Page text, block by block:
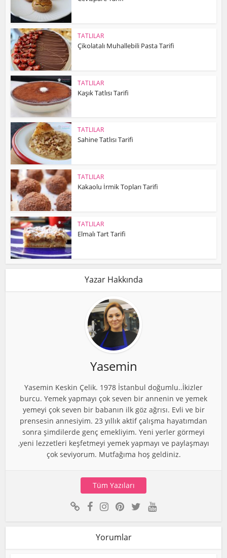
TATLILAR
Çikolatalı Muhallebili Pasta Tarifi
TATLILAR
Kaşık Tatlısı Tarifi
TATLILAR
Sahine Tatlısı Tarifi
TATLILAR
Kakaolu İrmik Topları Tarifi
TATLILAR
Elmalı Tart Tarifi
Yazar Hakkında
Yasemin
Yasemin Keskin Çelik. 1978 İstanbul doğumlu..İkizler
burcu. Yemek yapmayı çok seven bir annenin ve yemek
yemeyi çok seven bir babanın ilk göz ağrısı. Evli ve bir
prensesin annesiyim. 23 yıllık aktif çalışma hayatımdan
sonra şimdilerde genç emekliyim. Yeni yerler görmeyi
,yeni lezzetleri keşfetmeyi yemek yapmayı ve paylaşmayı
çok seviyorum. Mutfağıma hoş geldiniz.
Tüm Yazıları
Yorumlar